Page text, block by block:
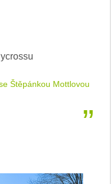
Štěpánkou Mottlovou